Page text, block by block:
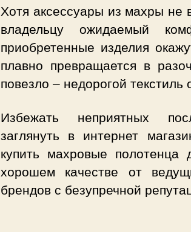
Хотя аксессуары из махры не
владельцу ожидаемый
приобретенные изделия
плавно превращается в
повезло – недорогой текстиль
Избежать неприятных
заглянуть в интернет
купить махровые
хорошем качестве от
брендов с безупречной